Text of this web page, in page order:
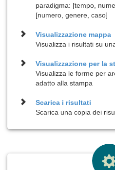
paradigma: [tempo,
[numero, genere, caso]
Visualizzazione mappa
Visualizza i risultati su
Visualizzazione per la
Visualizza le forme per
adatto alla stampa
Scarica i risultati
Scarica una copia dei